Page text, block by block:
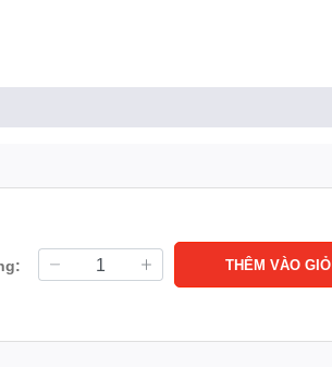
4800 Non-ECC, Un-buffered Memory
THÊM VÀO GIỎ